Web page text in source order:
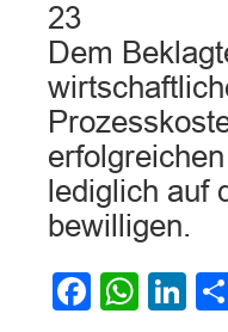
23
Dem
lediglich auf
bewilligen.